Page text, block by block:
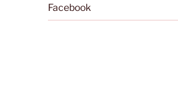
Facebook